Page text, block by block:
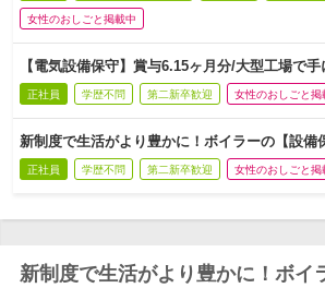
女性のおしごと掲載中
【電気設備保守】賞与6.15ヶ月分/大型工場で手
正社員 学歴不問 第二新卒歓迎 女性のおしごと掲
新制度で生活がより豊かに！ボイラーの【設備
正社員 学歴不問 第二新卒歓迎 女性のおしごと掲
新制度で生活がより豊かに！ボイ